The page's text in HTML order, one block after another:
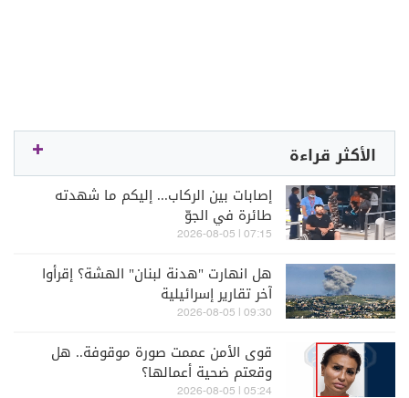
الأكثر قراءة
إصابات بين الركاب... إليكم ما شهدته
طائرة في الجوّ
07:15 | 2026-08-05
هل انهارت "هدنة لبنان" الهشة؟ إقرأوا
آخر تقارير إسرائيلية
09:30 | 2026-08-05
قوى الأمن عممت صورة موقوفة.. هل
وقعتم ضحية أعمالها؟
05:24 | 2026-08-05